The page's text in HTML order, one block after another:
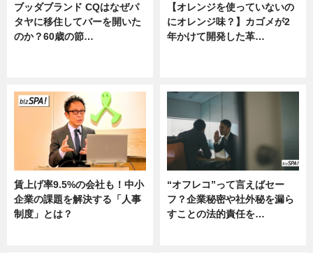
ブッダブランド CQはなぜパ
タヤに移住してバーを開いた
のか？60歳の節…
【オレンジを使っていないの
にオレンジ味？】カゴメが2
年かけて開発した革…
賃上げ率9.5%の会社も！中小
企業の課題を解決する「人事
制度」とは？
“オフレコ”って言えばセー
フ？企業秘密や社外秘を漏ら
すことの法的責任を…